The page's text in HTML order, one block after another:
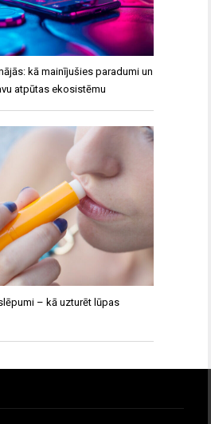
kā mainījušies paradumi un
atpūtas ekosistēmu
– kā uzturēt lūpas